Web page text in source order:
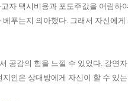
자 택시비용과 포도주값을 어림하여
베푸는지 의아했다. 그래서 자신에
공감의 힘을 느낄 수 있었다. 강연
지인은 상대방에게 자신이 할 수 있